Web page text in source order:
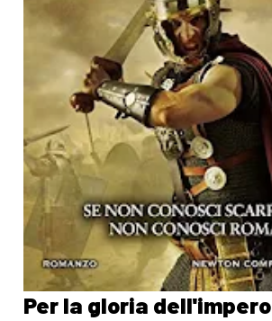
Per la gloria dell'impero